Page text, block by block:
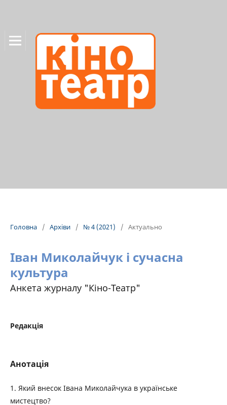
Головна / Архіви / № 4 (2021) / Актуально
Іван Миколайчук і сучасна
культура
Анкета журналу "Кіно-Театр"
Редакція
Анотація
1. Який внесок Івана Миколайчука в українське
мистецтво?